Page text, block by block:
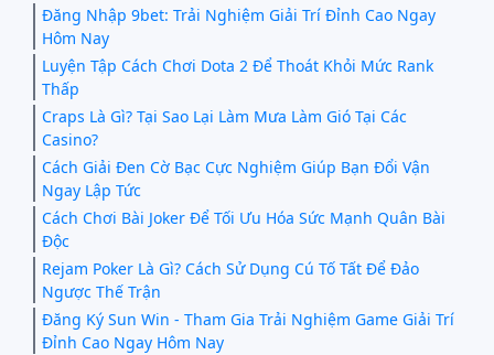
Đăng Nhập 9bet: Trải Nghiệm Giải Trí Đỉnh Cao Ngay
Hôm Nay
Luyện Tập Cách Chơi Dota 2 Để Thoát Khỏi Mức Rank
Thấp
Craps Là Gì? Tại Sao Lại Làm Mưa Làm Gió Tại Các
Casino?
Cách Giải Đen Cờ Bạc Cực Nghiệm Giúp Bạn Đổi Vận
Ngay Lập Tức
Cách Chơi Bài Joker Để Tối Ưu Hóa Sức Mạnh Quân Bài
Độc
Rejam Poker Là Gì? Cách Sử Dụng Cú Tố Tất Để Đảo
Ngược Thế Trận
Đăng Ký Sun Win - Tham Gia Trải Nghiệm Game Giải Trí
Đỉnh Cao Ngay Hôm Nay